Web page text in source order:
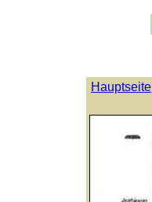
Hauptseite